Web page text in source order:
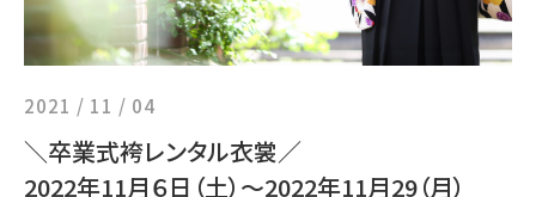
2021 / 11 / 04
＼卒業式袴レンタル衣裳／
2022年11月６日（土）～2022年11月29（月）